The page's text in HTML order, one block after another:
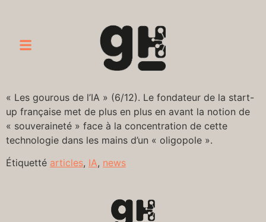
« Les gourous de l’IA » (6/12). Le fondateur de la start-
up française met de plus en plus en avant la notion de
« souveraineté » face à la concentration de cette
technologie dans les mains d’un « oligopole ».
Étiquetté articles, IA, news